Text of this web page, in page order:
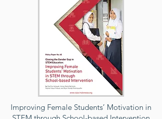
Improving Female Students’ Motivation in